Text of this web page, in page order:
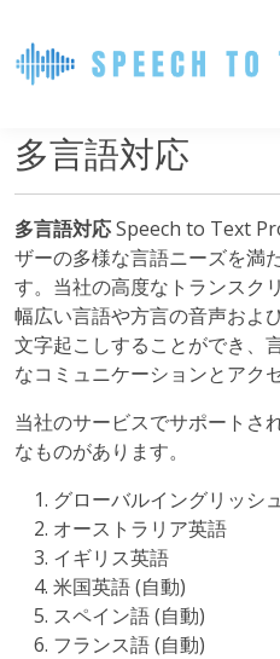
多言語対応
多言語対応Speech to Text
ザーの多様な言語ニーズを満
す。当社の高度なトランスク
幅広い言語や方言の音声およ
文字起こしすることができ、
なコミュニケーションとアク
当社のサービスでサポートさ
なものがあります。
グローバルイングリッシ
オーストラリア英語
イギリス英語
米国英語 (自動)
スペイン語 (自動)
フランス語 (自動)